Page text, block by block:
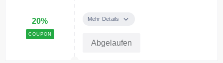
20%
COUPON
zum Black Friday
Mehr Details
Abgelaufen